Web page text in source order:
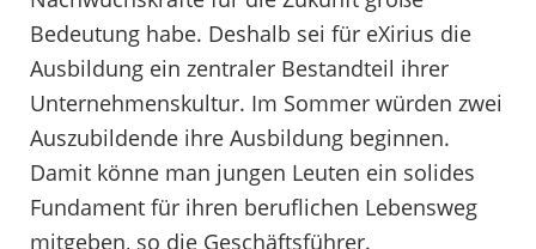
Bedeutung habe. Deshalb sei für eXirius die
Ausbildung ein zentraler Bestandteil ihrer
Unternehmenskultur. Im Sommer würden zwei
Auszubildende ihre Ausbildung beginnen.
Damit könne man jungen Leuten ein solides
Fundament für ihren beruflichen Lebensweg
mitgeben, so die Geschäftsführer.